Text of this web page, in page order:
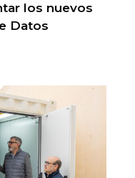
los nuevos
Datos